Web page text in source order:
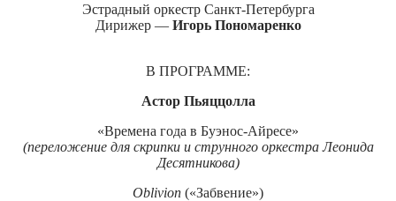
Эстрадный оркестр Санкт-Петербурга
Дирижер — Игорь Пономаренко
В ПРОГРАММЕ:
Астор Пьяццолла
«Времена года в Буэнос-Айресе»
(переложение для скрипки и струнного оркестра Леонида
Десятникова)
Oblivion («Забвение»)